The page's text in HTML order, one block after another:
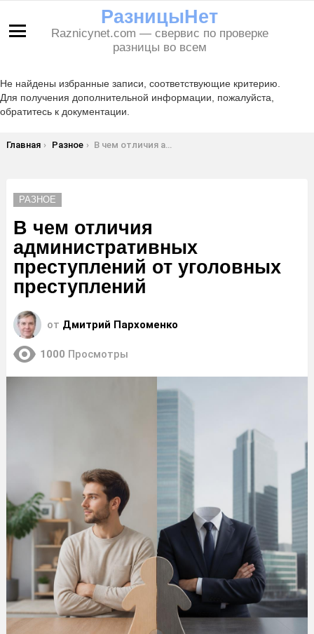
РазницыНет
Raznicynet.com — свервис по проверке
разницы во всем
Не найдены избранные записи, соответствующие критерию.
Для получения дополнительной информации, пожалуйста,
обратитесь к документации.
Вы здесь:
Главная Разное В чем отличия административных преступлений от уголовных преступлений
РАЗНОЕ
В чем отличия
административных
преступлений от уголовных
преступлений
от Дмитрий Пархоменко
1000 Просмотры